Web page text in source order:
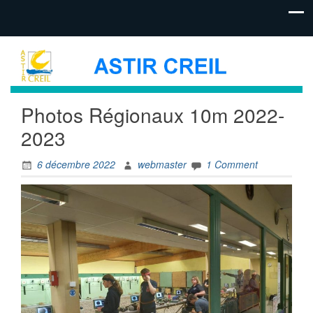
Photos Régionaux 10m 2022-
2023
6 décembre 2022 webmaster 1 Comment